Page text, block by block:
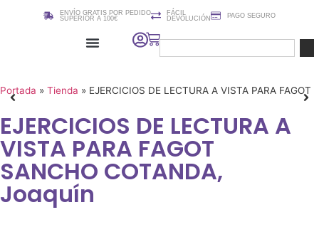
ENVÍO GRATIS POR PEDIDO
SUPERIOR A 100€
FÁCIL
DEVOLUCIÓN
PAGO SEGURO
Portada » Tienda » EJERCICIOS DE LECTURA A VISTA PARA FAGOT
EJERCICIOS DE LECTURA A
VISTA PARA FAGOT
SANCHO COTANDA,
Joaquín